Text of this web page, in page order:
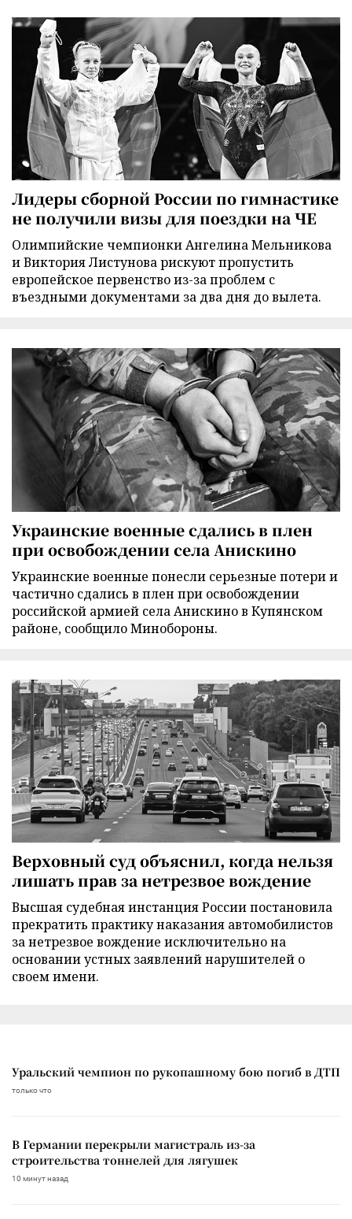
Лидеры сборной России по гимнастике
не получили визы для поездки на ЧЕ
Олимпийские чемпионки Ангелина Мельникова
и Виктория Листунова рискуют пропустить
европейское первенство из-за проблем с
въездными документами за два дня до вылета.
Украинские военные сдались в плен
при освобождении села Анискино
Украинские военные понесли серьезные потери и
частично сдались в плен при освобождении
российской армией села Анискино в Купянском
районе, сообщило Минобороны.
Верховный суд объяснил, когда нельзя
лишать прав за нетрезвое вождение
Высшая судебная инстанция России постановила
прекратить практику наказания автомобилистов
за нетрезвое вождение исключительно на
основании устных заявлений нарушителей о
своем имени.
Уральский чемпион по рукопашному бою погиб в ДТП
только что
В Германии перекрыли магистраль из-за
строительства тоннелей для лягушек
10 минут назад